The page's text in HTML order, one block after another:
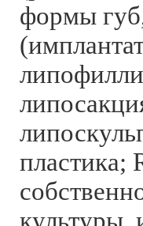
формы
пластика;
культуры,